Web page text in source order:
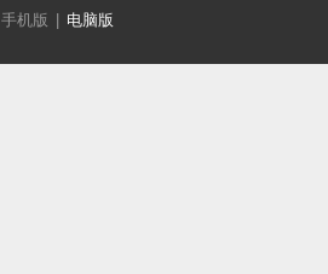
手机版 电脑版